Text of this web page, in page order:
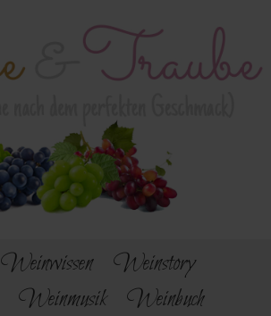
Weinwissen
Weinstory
Weinmusik
Weinbuch